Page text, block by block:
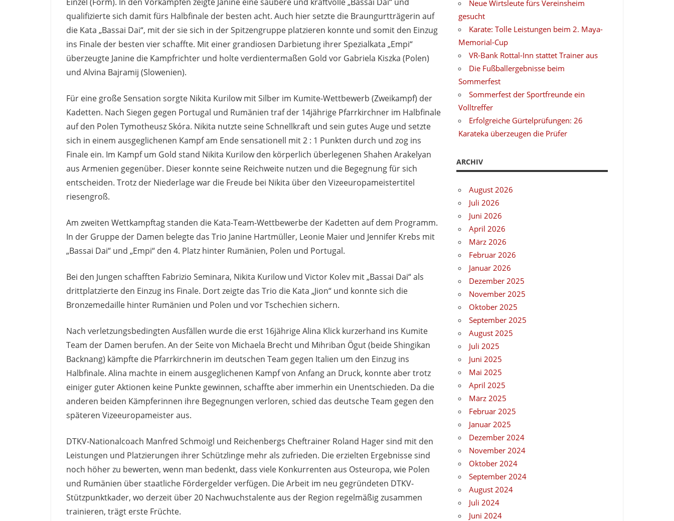
qualifizierte sich damit fürs Halbfinale der besten acht. Auch hier setzte die Braungurtträgerin auf
die Kata „Bassai Dai“, mit der sie sich in der Spitzengruppe platzieren konnte und somit den Einzug
ins Finale der besten vier schaffte. Mit einer grandiosen Darbietung ihrer Spezialkata „Empi“
überzeugte Janine die Kampfrichter und holte verdientermaßen Gold vor Gabriela Kiszka (Polen)
und Alvina Bajramij (Slowenien).
Für eine große Sensation sorgte Nikita Kurilow mit Silber im Kumite-Wettbewerb (Zweikampf) der
Kadetten. Nach Siegen gegen Portugal und Rumänien traf der 14jährige Pfarrkirchner im Halbfinale
auf den Polen Tymotheusz Skóra. Nikita nutzte seine Schnellkraft und sein gutes Auge und setzte
sich in einem ausgeglichenen Kampf am Ende sensationell mit 2 : 1 Punkten durch und zog ins
Finale ein. Im Kampf um Gold stand Nikita Kurilow den körperlich überlegenen Shahen Arakelyan
aus Armenien gegenüber. Dieser konnte seine Reichweite nutzen und die Begegnung für sich
entscheiden. Trotz der Niederlage war die Freude bei Nikita über den Vizeeuropameistertitel
riesengroß.
Am zweiten Wettkampftag standen die Kata-Team-Wettbewerbe der Kadetten auf dem Programm.
In der Gruppe der Damen belegte das Trio Janine Hartmüller, Leonie Maier und Jennifer Krebs mit
„Bassai Dai“ und „Empi“ den 4. Platz hinter Rumänien, Polen und Portugal.
Bei den Jungen schafften Fabrizio Seminara, Nikita Kurilow und Victor Kolev mit „Bassai Dai“ als
drittplatzierte den Einzug ins Finale. Dort zeigte das Trio die Kata „Jion“ und konnte sich die
Bronzemedaille hinter Rumänien und Polen und vor Tschechien sichern.
Nach verletzungsbedingten Ausfällen wurde die erst 16jährige Alina Klick kurzerhand ins Kumite
Team der Damen berufen. An der Seite von Michaela Brecht und Mihriban Ögut (beide Shingikan
Backnang) kämpfte die Pfarrkirchnerin im deutschen Team gegen Italien um den Einzug ins
Halbfinale. Alina machte in einem ausgeglichenen Kampf von Anfang an Druck, konnte aber trotz
einiger guter Aktionen keine Punkte gewinnen, schaffte aber immerhin ein Unentschieden. Da die
anderen beiden Kämpferinnen ihre Begegnungen verloren, schied das deutsche Team gegen den
späteren Vizeeuropameister aus.
DTKV-Nationalcoach Manfred Schmoigl und Reichenbergs Cheftrainer Roland Hager sind mit den
Leistungen und Platzierungen ihrer Schützlinge mehr als zufrieden. Die erzielten Ergebnisse sind
noch höher zu bewerten, wenn man bedenkt, dass viele Konkurrenten aus Osteuropa, wie Polen
und Rumänien über staatliche Fördergelder verfügen. Die Arbeit im neu gegründeten DTKV-
Stützpunktkader, wo derzeit über 20 Nachwuchstalente aus der Region regelmäßig zusammen
trainieren, trägt erste Früchte.
Neue Wirtsleute fürs Vereinsheim
gesucht
Karate: Tolle Leistungen beim 2. Maya-
Memorial-Cup
VR-Bank Rottal-Inn stattet Trainer aus
Die Fußballergebnisse beim
Sommerfest
Sommerfest der Sportfreunde ein
Volltreffer
Erfolgreiche Gürtelprüfungen: 26
Karateka überzeugen die Prüfer
ARCHIV
August 2026
Juli 2026
Juni 2026
April 2026
März 2026
Februar 2026
Januar 2026
Dezember 2025
November 2025
Oktober 2025
September 2025
August 2025
Juli 2025
Juni 2025
Mai 2025
April 2025
März 2025
Februar 2025
Januar 2025
Dezember 2024
November 2024
Oktober 2024
September 2024
August 2024
Juli 2024
Juni 2024